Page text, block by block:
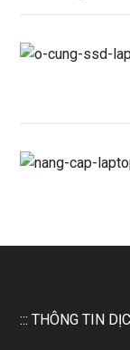
::: THÔNG TIN